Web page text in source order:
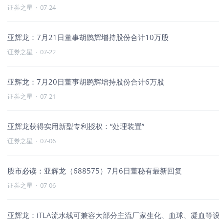
证券之星 · 07-24
亚辉龙：7月21日董事胡鹍辉增持股份合计10万股
证券之星 · 07-22
亚辉龙：7月20日董事胡鹍辉增持股份合计6万股
证券之星 · 07-21
亚辉龙获得实用新型专利授权：“处理装置”
证券之星 · 07-06
股市必读：亚辉龙（688575）7月6日董秘有最新回复
证券之星 · 07-06
亚辉龙：iTLA流水线可兼容大部分主流厂家生化、血球、凝血等